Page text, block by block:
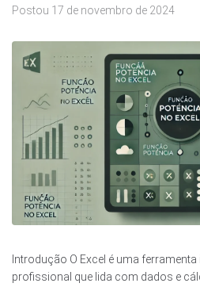
Postou 17 de novembro de 2024
Introdução O Excel é uma
profissional que lida com dados e